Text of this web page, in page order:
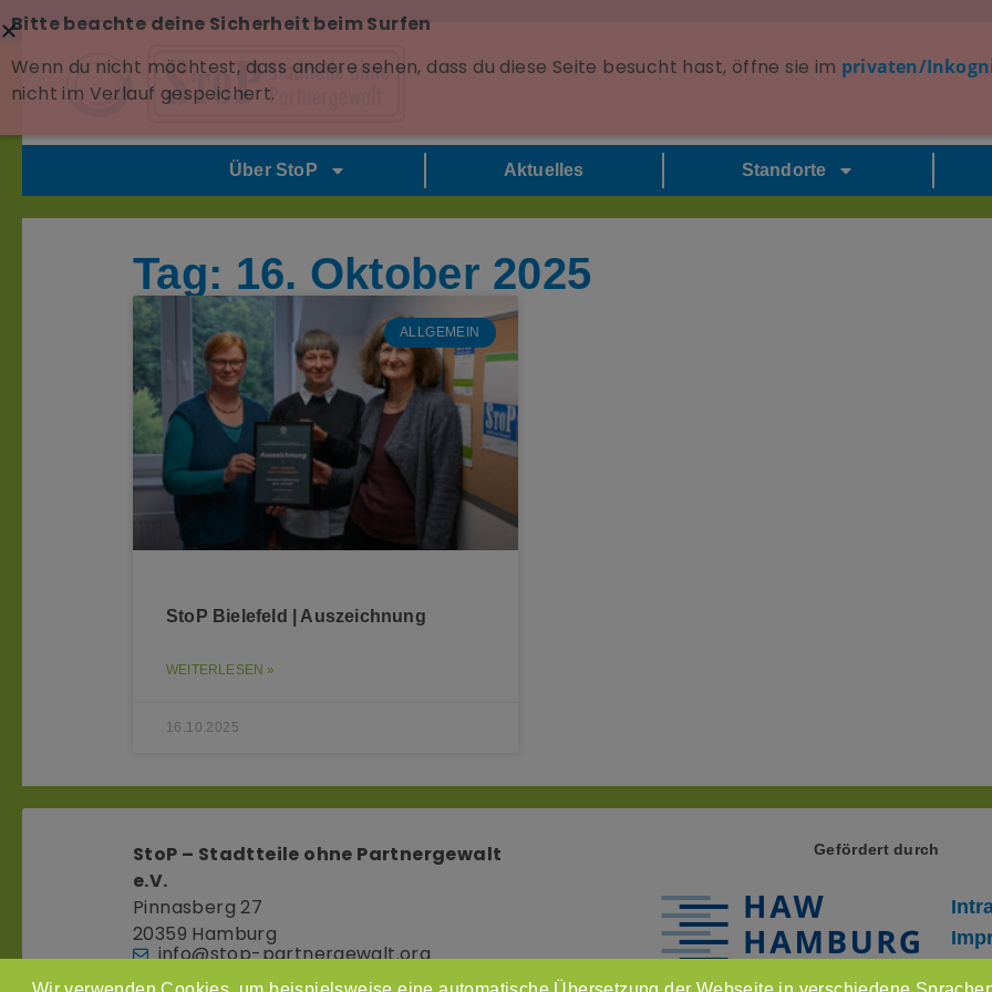
Über StoP Aktuelles Standorte
Tag: 16. Oktober 2025
ALLGEMEIN
StoP Bielefeld | Auszeichnung
WEITERLESEN »
16.10.2025
StoP – Stadtteile ohne Partnergewalt
e.V.
Pinnasberg 27
20359 Hamburg
info@stop-partnergewalt.org
Gefördert durch
Bitte beachte deine Sicherheit beim Surfen
Wenn du nicht möchtest, dass andere sehen, dass du diese Seite besucht hast, öffne sie im privaten/
nicht im Verlauf gespeichert.